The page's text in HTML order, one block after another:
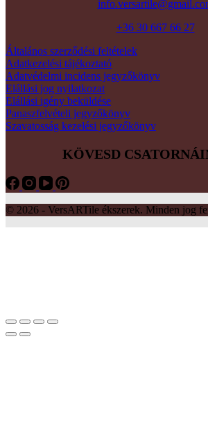
+36 30 667 66 27
Általános szerződési feltételek
Adatkezelési tájékoztató
Adatvédelmi incidens jegyzőkönyv
Elállási jog nyilatkozat
Elállási igény beküldése
Panaszfelvételi jegyzőkönyv
Szavatosság kezelési jegyzőkönyv
KÖVESD
© 2026 - VersARTile ékszerek. Minden jog